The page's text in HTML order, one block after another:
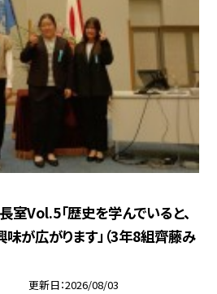
室Vol.5「歴史を学んでいると、
が広がります」（3年8組齊藤み
更新日 2026/08/03